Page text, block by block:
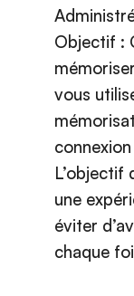
Objectif :
vous
L’objectif
une
éviter
chaque